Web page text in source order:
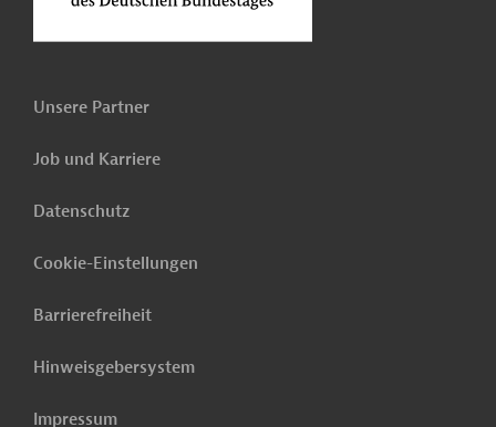
Unsere Partner
Job und Karriere
Datenschutz
Cookie-Einstellungen
Barrierefreiheit
Hinweisgebersystem
Impressum